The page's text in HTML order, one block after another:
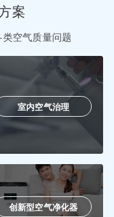
案
空气质量问题
室内空气治理
创新型空气净化器